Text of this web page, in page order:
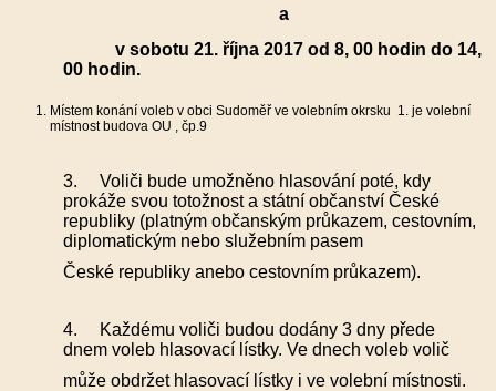
a
v sobotu 21. října 2017 od 8, 00 hodin do 14,
00 hodin.
Místem konání voleb v obci Sudoměř ve volebním okrsku 1. je volební
místnost budova OU , čp.9
3. Voliči bude umožněno hlasování poté, kdy
prokáže svou totožnost a státní občanství České
republiky (platným občanským průkazem, cestovním,
diplomatickým nebo služebním pasem
České republiky anebo cestovním průkazem).
4. Každému voliči budou dodány 3 dny přede
dnem voleb hlasovací lístky. Ve dnech voleb volič
může obdržet hlasovací lístky i ve volební místnosti.